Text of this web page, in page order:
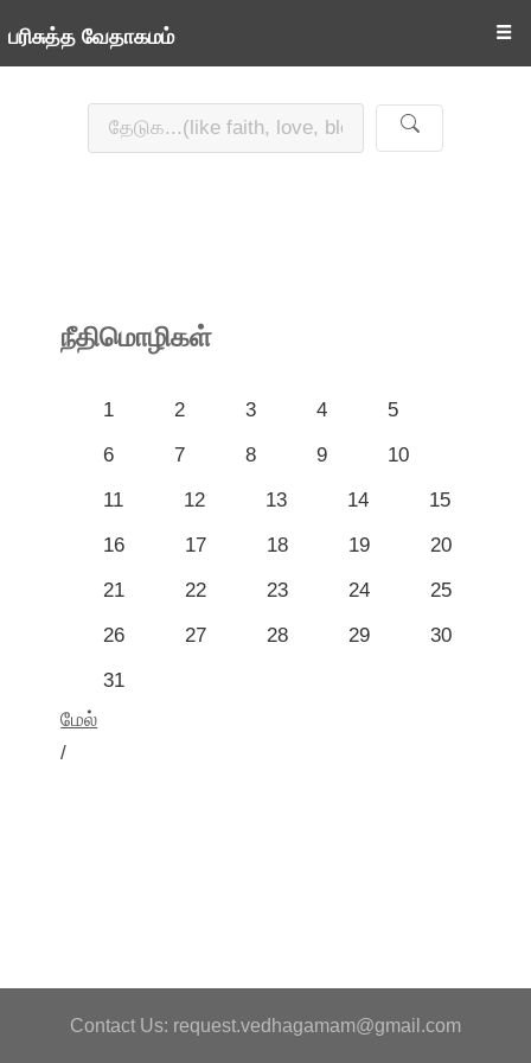
பரிசுத்த வேதாகமம் ☰
நீதிமொழிகள்
1 2 3 4
5
6
7 8 9
10
11
12 13 14
15
16
17 18 19
20
21
22 23 24
25
26
27 28 29
30
31
மேல்
/
Contact Us: request.vedhagamam@gmail.com